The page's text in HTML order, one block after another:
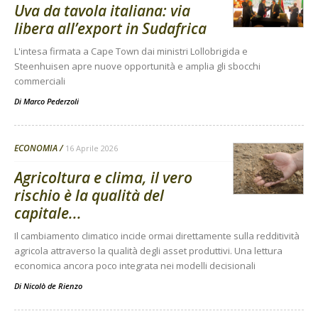
Uva da tavola italiana: via
libera all’export in Sudafrica
L'intesa firmata a Cape Town dai ministri Lollobrigida e
Steenhuisen apre nuove opportunità e amplia gli sbocchi
commerciali
Di Marco Pederzoli
ECONOMIA 16 Aprile 2026
Agricoltura e clima, il vero
rischio è la qualità del
capitale...
Il cambiamento climatico incide ormai direttamente sulla redditività
agricola attraverso la qualità degli asset produttivi. Una lettura
economica ancora poco integrata nei modelli decisionali
Di Nicolò de Rienzo